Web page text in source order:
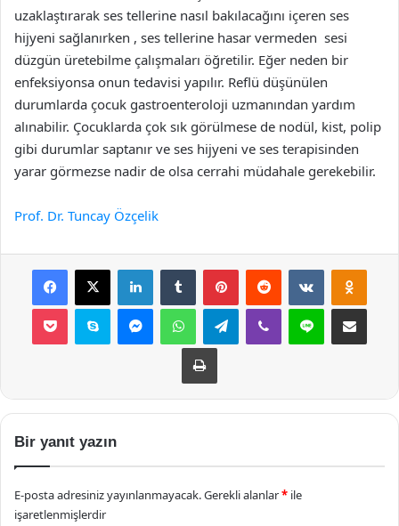
uzaklaştırarak ses tellerine nasıl bakılacağını içeren ses
hijyeni sağlanırken , ses tellerine hasar vermeden sesi
düzgün üretebilme çalışmaları öğretilir. Eğer neden bir
enfeksiyonsa onun tedavisi yapılır. Reflü düşünülen
durumlarda çocuk gastroenteroloji uzmanından yardım
alınabilir. Çocuklarda çok sık görülmese de nodül, kist, polip
gibi durumlar saptanır ve ses hijyeni ve ses terapisinden
yarar görmezse nadir de olsa cerrahi müdahale gerekebilir.
Prof. Dr. Tuncay Özçelik
Facebook
X LinkedInTumblr PinterestReddit VKontakte
Pocket Skype MessengerWhatsAppTelegramViber Line E-Posta ile
Yazdır
Bir yanıt yazın
E-posta adresiniz yayınlanmayacak.Gerekli alanlar* ile
işaretlenmişlerdir